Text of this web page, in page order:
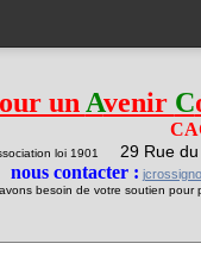
un Avenir C
loi 1901 29 Rue
nous contacter :
besoin de votre soutien pour